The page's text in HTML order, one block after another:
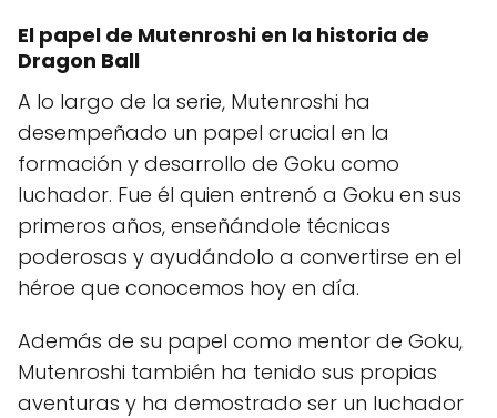
El papel de Mutenroshi en la historia de
Dragon Ball
A lo largo de la serie, Mutenroshi ha
desempeñado un papel crucial en la
formación y desarrollo de Goku como
luchador. Fue él quien entrenó a Goku en sus
primeros años, enseñándole técnicas
poderosas y ayudándolo a convertirse en el
héroe que conocemos hoy en día.
Además de su papel como mentor de Goku,
Mutenroshi también ha tenido sus propias
aventuras y ha demostrado ser un luchador